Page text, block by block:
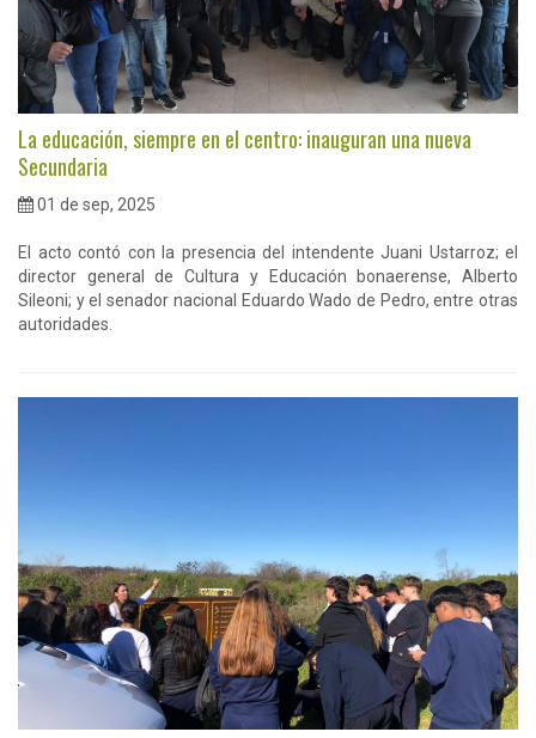
La educación, siempre en el centro: inauguran una nueva
Secundaria
01 de sep, 2025
El acto contó con la presencia del intendente Juani Ustarroz; el
director general de Cultura y Educación bonaerense, Alberto
Sileoni; y el senador nacional Eduardo Wado de Pedro, entre otras
autoridades.